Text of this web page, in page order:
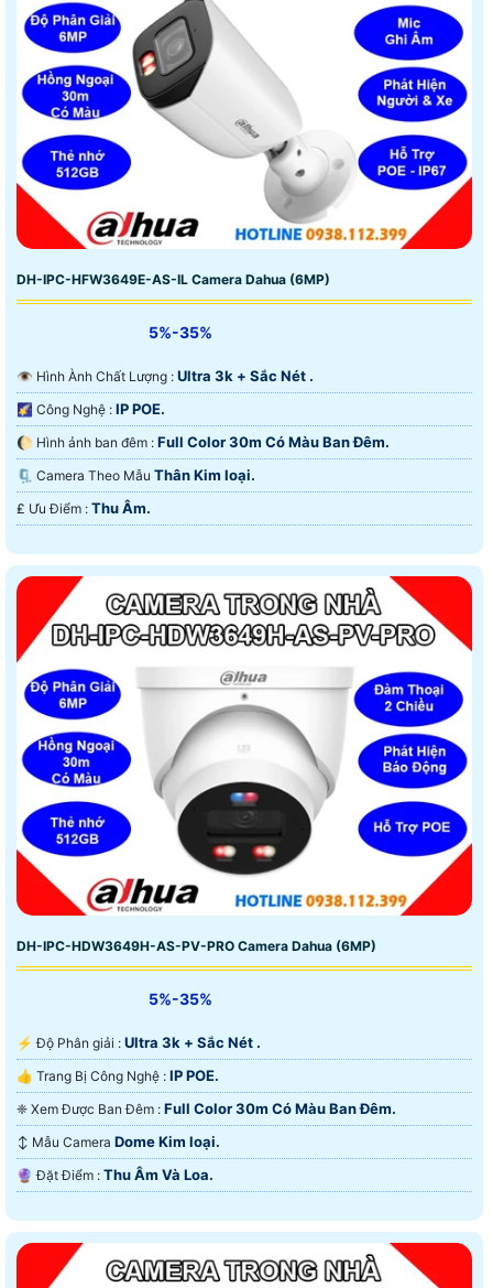
DH-IPC-HFW3649E-AS-IL Camera Dahua (6MP)
5%-35%
👁 Hình Ành Chất Lượng : Ultra 3k + Sắc Nét .
🌠 Công Nghệ : IP POE.
🌔 Hình ảnh ban đêm : Full Color 30m Có Màu Ban Ðêm.
🗜️ Camera Theo Mẫu Thân Kim loại.
️₤ Ưu Điểm : Thu Âm.
DH-IPC-HDW3649H-AS-PV-PRO Camera Dahua (6MP)
5%-35%
️⚡ Độ Phân giải : Ultra 3k + Sắc Nét .
👍 Trang Bị Công Nghệ : IP POE.
❈ Xem Được Ban Đêm : Full Color 30m Có Màu Ban Ðêm.
↕️ Mẫu Camera Dome Kim loại.
️🔮 Đặt Điểm : Thu Âm Và Loa.